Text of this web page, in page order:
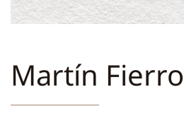
Martín Fierro